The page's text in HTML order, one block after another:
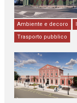
Ambiente e decoro
Trasporto pubblico